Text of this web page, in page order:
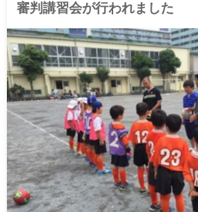
審判講習会が行われました